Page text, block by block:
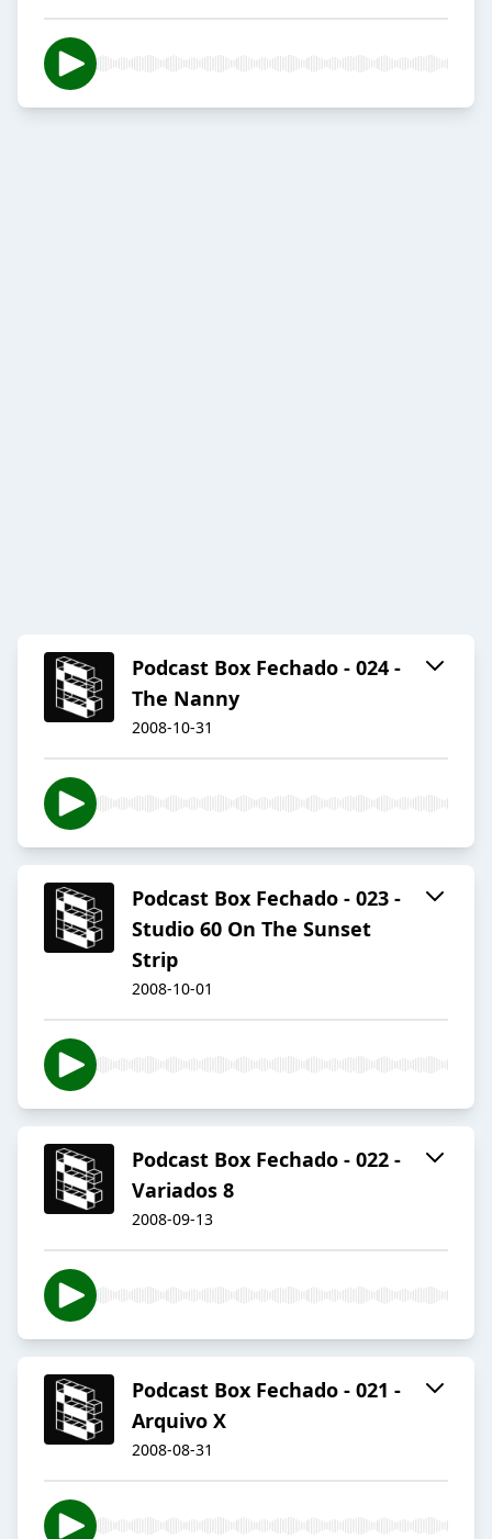
Podcast Box Fechado - 024 -
The Nanny
2008-10-31
Podcast Box Fechado - 023 -
Studio 60 On The Sunset
Strip
2008-10-01
Podcast Box Fechado - 022 -
Variados 8
2008-09-13
Podcast Box Fechado - 021 -
Arquivo X
2008-08-31